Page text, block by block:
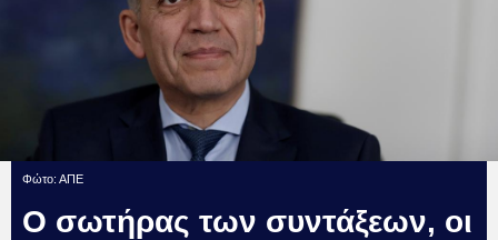
Φώτο: ΑΠΕ
Ο σωτήρας των συντάξεων, οι